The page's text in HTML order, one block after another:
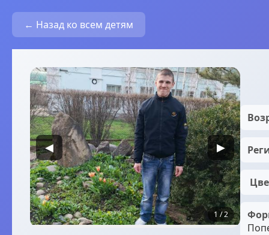
← Назад ко всем детям
◀ ▶
1 / 2